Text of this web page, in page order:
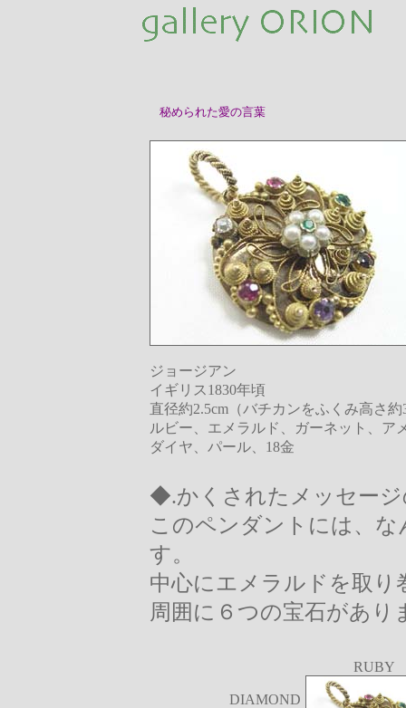
秘められた愛の言葉
ジョージアン
イギリス1830年頃
直径約2.5cm（バチカンをふくみ高さ約
ルビー、エメラルド、ガーネット、ア
ダイヤ、パール、18金
◆.かくされたメッセー
このペンダントには、
す。
中心にエメラルドを取り
周囲に６つの宝石があり
DIAMOND
RUBY